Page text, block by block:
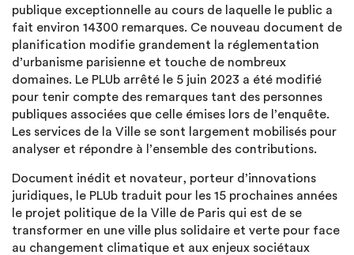
publique exceptionnelle au cours de laquelle le public a
fait environ 14300 remarques. Ce nouveau document de
planification modifie grandement la réglementation
d’urbanisme parisienne et touche de nombreux
domaines. Le PLUb arrêté le 5 juin 2023 a été modifié
pour tenir compte des remarques tant des personnes
publiques associées que celle émises lors de l’enquête.
Les services de la Ville se sont largement mobilisés pour
analyser et répondre à l’ensemble des contributions.
Document inédit et novateur, porteur d’innovations
juridiques, le PLUb traduit pour les 15 prochaines années
le projet politique de la Ville de Paris qui est de se
transformer en une ville plus solidaire et verte pour face
au changement climatique et aux enjeux sociétaux